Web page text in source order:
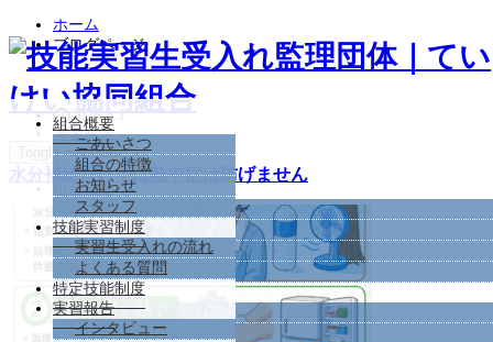
Toggle navigation
組合概要
ごあいさつ
組合の特徴
お知らせ
スタッフ
技能実習制度
実習生受入れの流れ
よくある質問
組合概要
ごあいさつ
組合の特徴
お知らせ
スタッフ
技能実習制度
実習生受入れの流れ
よくある質問
特定技能制度
実習報告
インタビュー
ホーム
ブログページ
2026.8.1
実習報告
水分補給だけでは熱中症は防げません